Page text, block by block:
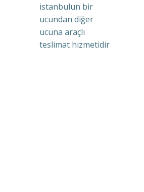
istanbulun bir
ucundan diğer
ucuna araçlı
teslimat hizmetidir